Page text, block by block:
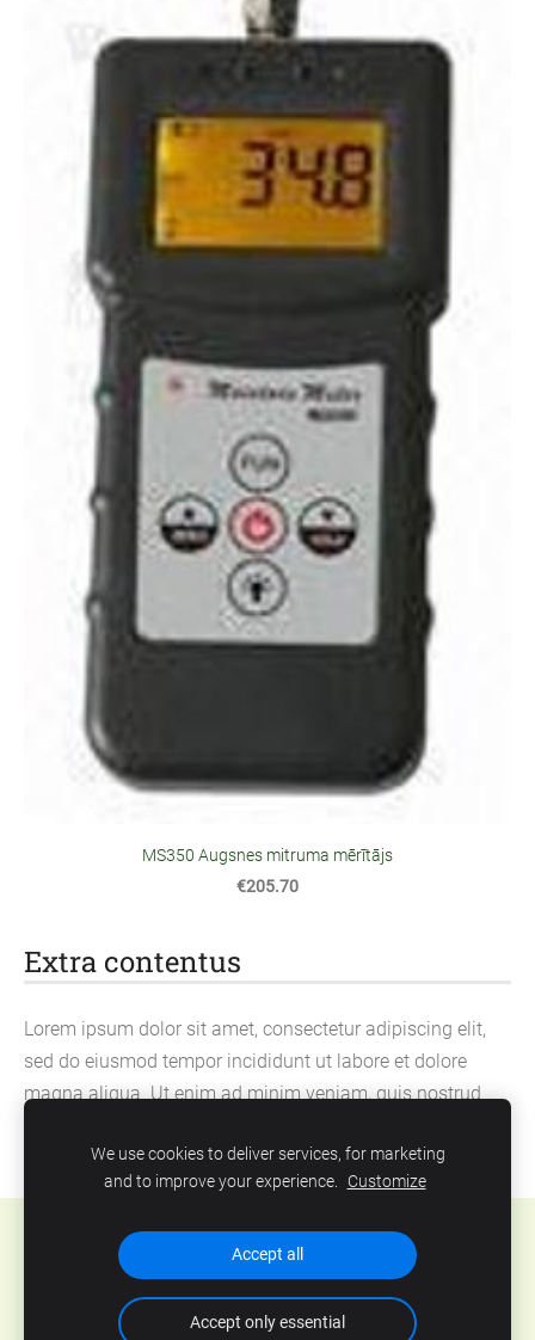
Extra contentus
Lorem ipsum dolor sit amet, consectetur adipiscing elit,
sed do eiusmod tempor incididunt ut labore et dolore
magna aliqua. Ut enim ad minim veniam, quis nostrud
commodo consequat.
MS350 Augsnes mitruma mērītājs
€205.70
Cookies
We use cookies to deliver services, for marketing
and to improve your experience. Customize
Accept all
Accept only essential